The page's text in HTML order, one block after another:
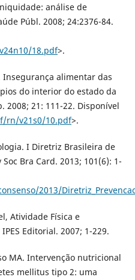
análise de
Públ. 2008; 24:2376-84.
18.pdf>.
Insegurança alimentar das
do interior do estado da
2008; 21: 111-22. Disponível
rn/v21s0/10.pdf>.
I Diretriz Brasileira de
Bra Card. 2013; 101(6): 1-
2013/
Atividade Física e
Editorial. 2007; 1-229.
MA. Intervenção nutricional
mellitus tipo 2: uma